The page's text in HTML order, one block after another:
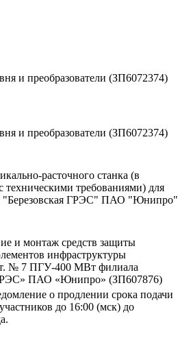
и преобразователи (ЗП6072374)
и преобразователи (ЗП6072374)
расточного станка (в
техническими требованиями) для
"Березовская ГРЭС" ПАО "Юнипро"
и монтаж средств защиты
инфраструктуры
№ 7 ПГУ-400 МВт филиала
ПАО «Юнипро» (ЗП607876)
о продлении срока подачи
до 16:00 (мск) до